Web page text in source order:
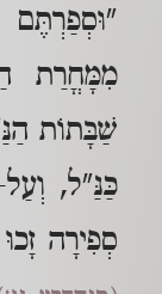
מִמָּחֳרַת
שַׁבָּתוֹת
כַּנַּ"ל,
סְפִירָה